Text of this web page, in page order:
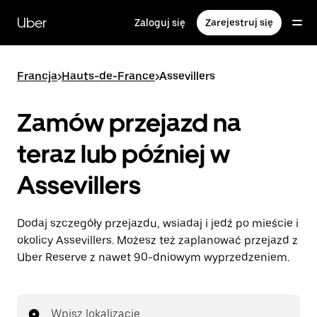
głównej
zawartości
Uber Zaloguj się Zarejestruj się
Francja>Hauts-de-France>Assevillers
Zamów przejazd na
teraz lub później w
Assevillers
Dodaj szczegóły przejazdu, wsiadaj i jedź po mieście i
okolicy Assevillers. Możesz też zaplanować przejazd z
Uber Reserve z nawet 90-dniowym wyprzedzeniem.
Wpisz lokalizację